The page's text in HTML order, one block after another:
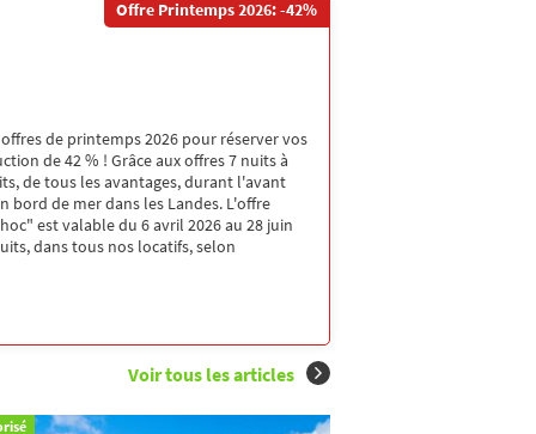
Offre Printemps 2026: -42%
de printemps 2026 pour réserver vos
de 42 % ! Grâce aux offres 7 nuits à
de tous les avantages, durant l'avant
bord de mer dans les Landes. L'offre
est valable du 6 avril 2026 au 28 juin
dans tous nos locatifs, selon
Voir tous les articles